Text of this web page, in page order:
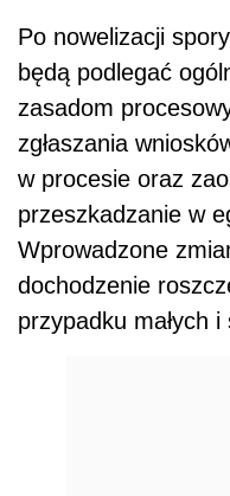
Po nowelizacji
będą podlegać
zasadom
zgłaszania
w procesie oraz
przeszkadzanie w
Wprowadzone
dochodzenie
przypadku małych